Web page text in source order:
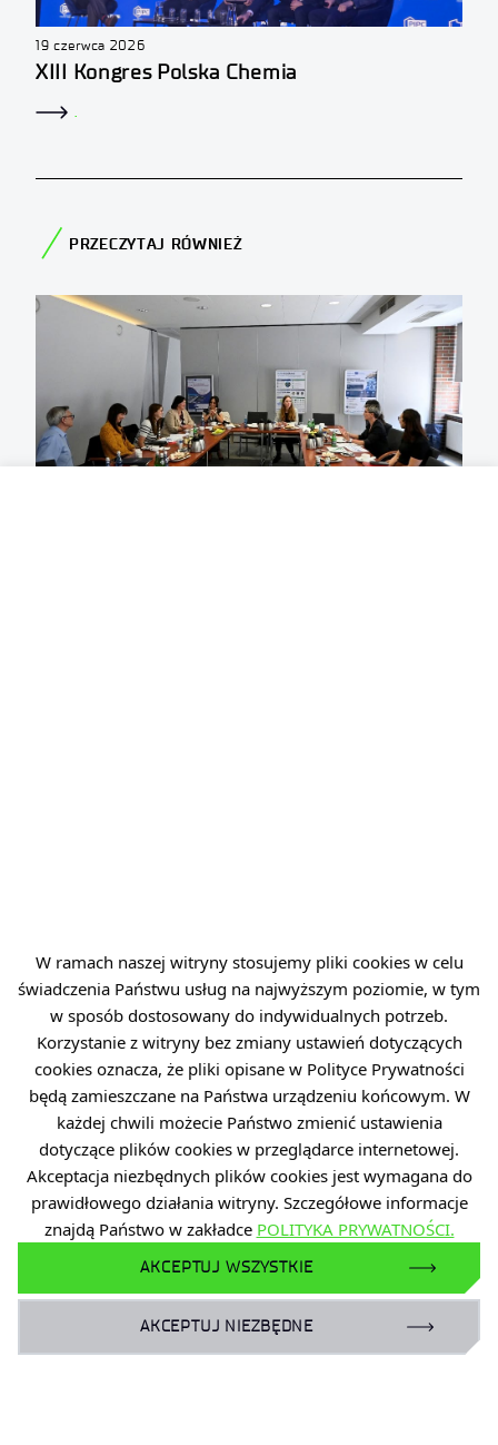
W ramach naszej witryny stosujemy pliki cookies w celu
świadczenia Państwu usług na najwyższym poziomie, w tym
w sposób dostosowany do indywidualnych potrzeb.
Korzystanie z witryny bez zmiany ustawień dotyczących
cookies oznacza, że pliki opisane w Polityce Prywatności
będą zamieszczane na Państwa urządzeniu końcowym. W
każdej chwili możecie Państwo zmienić ustawienia
dotyczące plików cookies w przeglądarce internetowej.
Akceptacja niezbędnych plików cookies jest wymagana do
prawidłowego działania witryny. Szczegółowe informacje
znajdą Państwo w zakładce POLITYKA PRYWATNOŚCI.
AKCEPTUJ WSZYSTKIE
AKCEPTUJ NIEZBĘDNE
XIII Kongres Polska Chemia
19 czerwca 2026
PRZECZYTAJ RÓWNIEŻ​
Publikacja w Top 10 Scopusa
.
Majowe seminarium wewnętrzne
29 maja 2026